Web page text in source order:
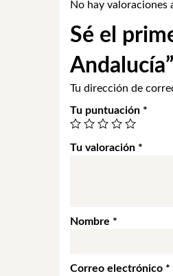
No hay valoraciones
Sé el
Andalucía”
Tu dirección de
Tu puntuación *
Tu valoración *
Nombre *
Correo electrónico *